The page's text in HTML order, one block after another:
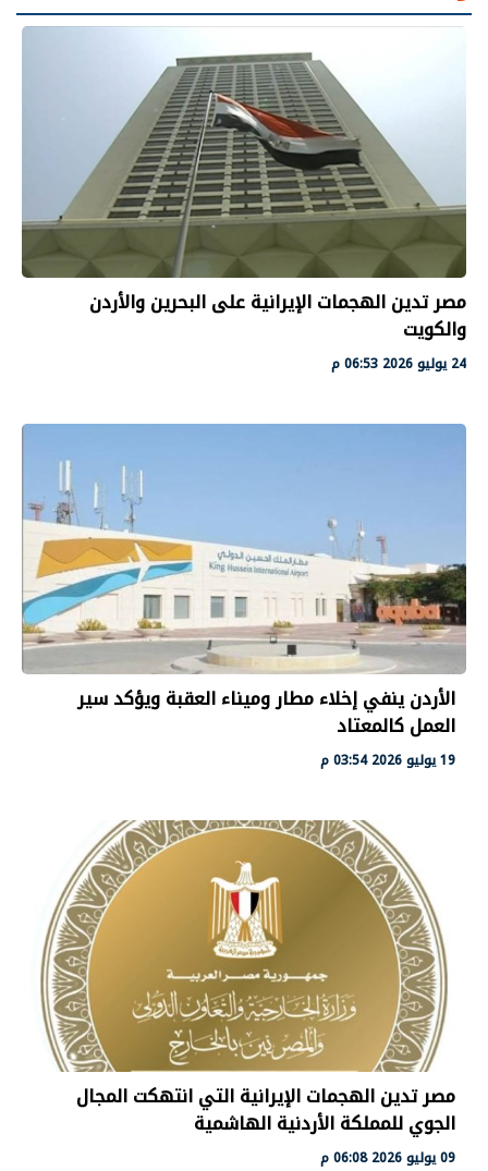
مصر تدين الهجمات الإيرانية على البحرين والأردن
والكويت
24 يوليو 2026 06:53 م
الأردن ينفي إخلاء مطار وميناء العقبة ويؤكد سير
العمل كالمعتاد
19 يوليو 2026 03:54 م
مصر تدين الهجمات الإيرانية التي انتهكت المجال
الجوي للمملكة الأردنية الهاشمية
09 يوليو 2026 06:08 م